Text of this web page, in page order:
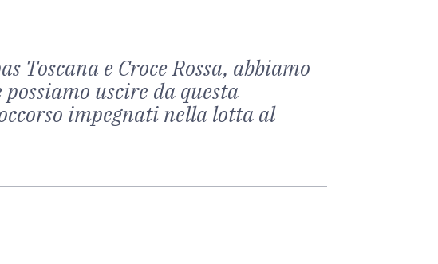
e Croce Rossa, abbiamo
uscire da questa
impegnati nella lotta al